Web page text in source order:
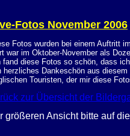
Fotos November 2006
Fotos wurden bei einem Auftritt
war im Oktober-November als
fand diese Fotos so schön, dass
herzliches Dankeschön aus
Touristen, der mir diese
zur Übersicht der
größeren Ansicht bitte auf